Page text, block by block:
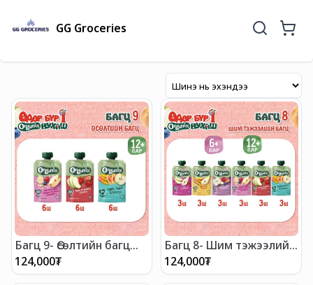
GG Groceries
Багц 9- Өсөлтийн багц
(12+ сар)
124,000₮
Багц 8- Шим тэжээлийн
багц (6+ сар, 12+ сар)
124,000₮